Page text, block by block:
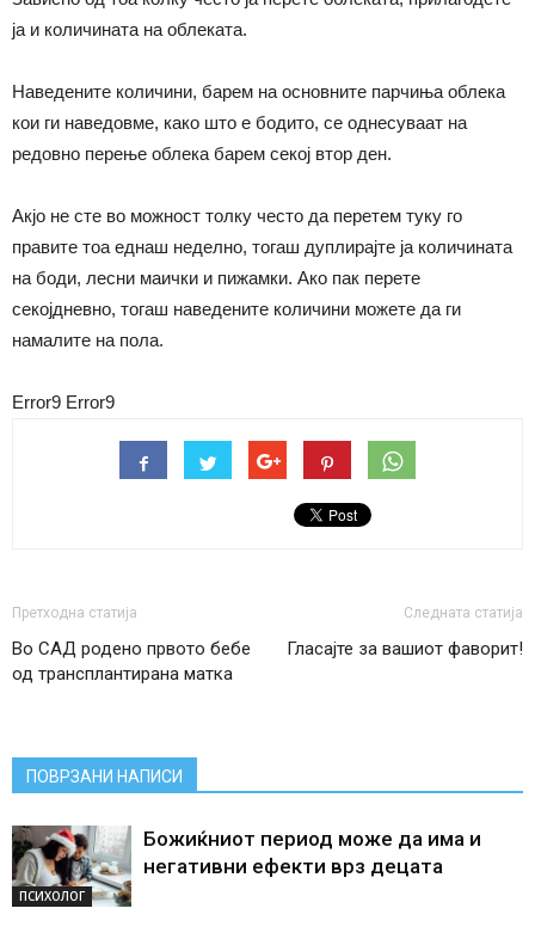
ја и количината на облеката.
Наведените количини, барем на основните парчиња облека
кои ги наведовме, како што е бодито, се однесуваат на
редовно перење облека барем секој втор ден.
Акјо не сте во можност толку често да перетем туку го
правите тоа еднаш неделно, тогаш дуплирајте ја количината
на боди, лесни маички и пижамки. Ако пак перете
секојдневно, тогаш наведените количини можете да ги
намалите на пола.
Error9 Error9
Претходна статија
Во САД родено првото бебе
од трансплантирана матка
Следната статија
Гласајте за вашиот фаворит!
ПОВРЗАНИ НАПИСИ
ПСИХОЛОГ
Божиќниот период може да има и
негативни ефекти врз децата